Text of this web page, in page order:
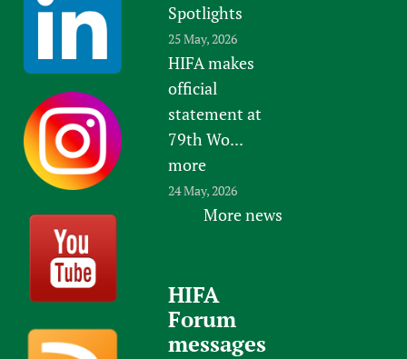
Spotlights
25 May, 2026
HIFA makes
official
statement at
79th Wo...
more
24 May, 2026
More news
HIFA
Forum
messages